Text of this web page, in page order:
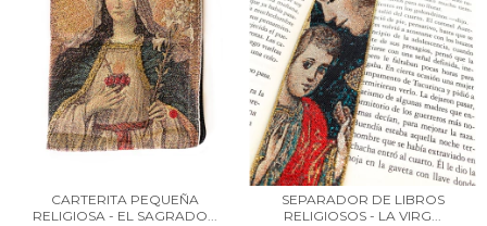
CARTERITA PEQUEÑA
RELIGIOSA - EL SAGRADO...
SEPARADOR DE LIBROS
RELIGIOSOS - LA VIRG...